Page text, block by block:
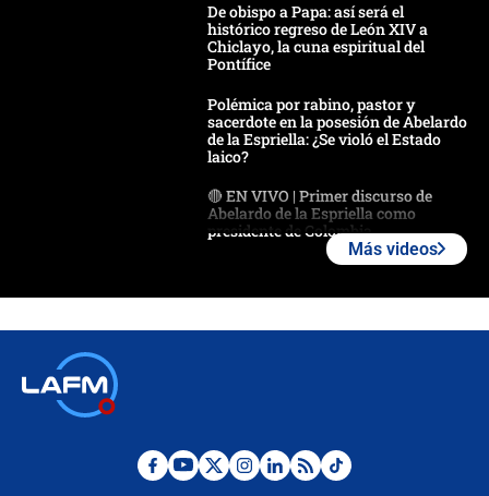
De obispo a Papa: así será el
histórico regreso de León XIV a
Chiclayo, la cuna espiritual del
Pontífice
Polémica por rabino, pastor y
sacerdote en la posesión de Abelardo
de la Espriella: ¿Se violó el Estado
laico?
🔴 EN VIVO | Primer discurso de
Abelardo de la Espriella como
presidente de Colombia
Desde dermatitis hasta infecciones:
Más videos